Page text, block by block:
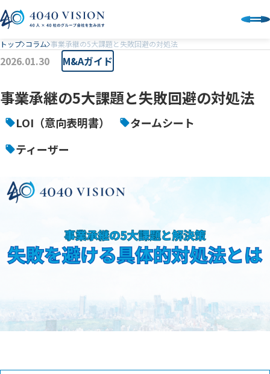
トップ コラム 事業承継の5大課題と失敗回避の対処法
2026.01.30 M&Aガイド
事業承継の5大課題と失敗回避の対処法
LOI（意向表明書）
タームシート
ティーザー